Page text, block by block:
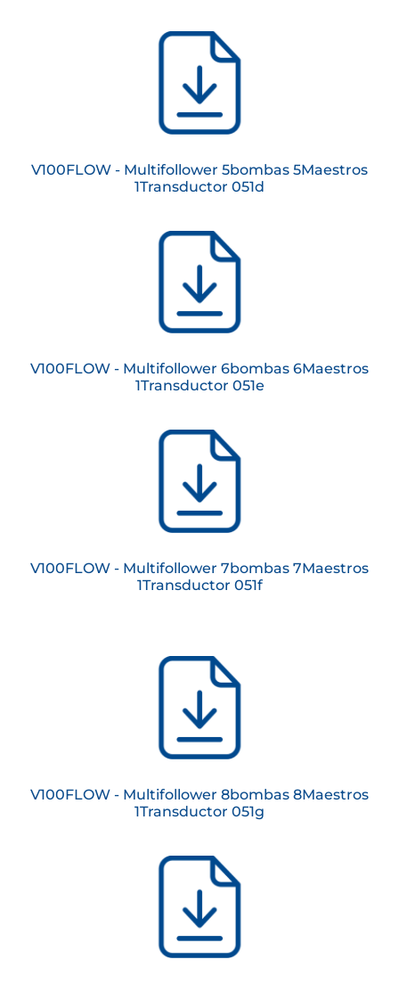
V100FLOW - Multifollower 5bombas 5Maestros
1Transductor 051d
V100FLOW - Multifollower 6bombas 6Maestros
1Transductor 051e
V100FLOW - Multifollower 7bombas 7Maestros
1Transductor 051f
V100FLOW - Multifollower 8bombas 8Maestros
1Transductor 051g